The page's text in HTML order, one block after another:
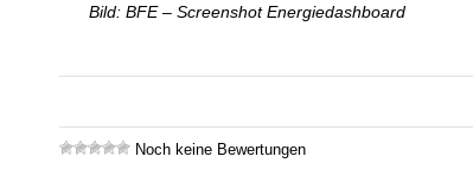
Bild: BFE – Screenshot Energiedashboard
Noch keine Bewertungen